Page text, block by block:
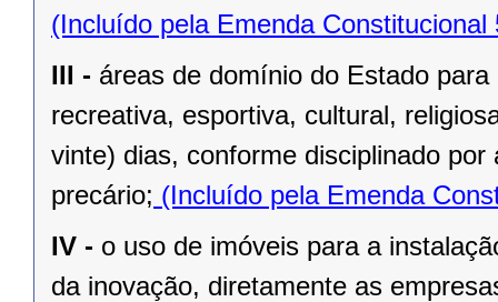
(Incluído pela Emenda Constitucional
III - áreas de domínio do Estado
recreativa, esportiva, cultural,
vinte) dias, conforme disciplinado
precário; (Incluído pela Emenda
IV - o uso de imóveis para a
da inovação, diretamente as